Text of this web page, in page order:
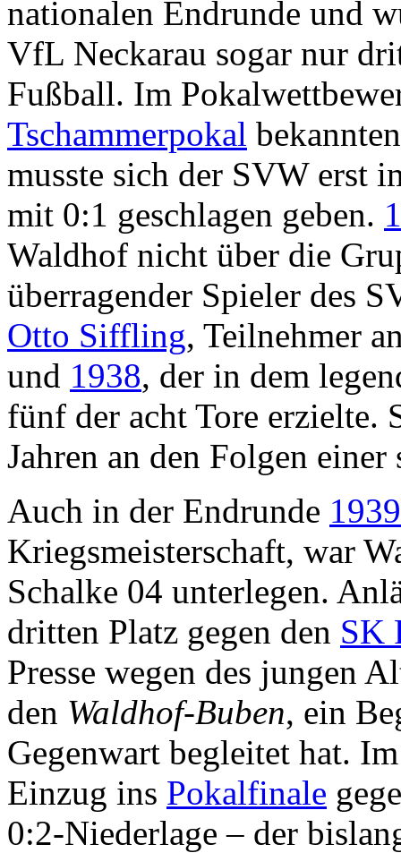
nationalen Endrunde und
VfL Neckarau sogar nur
Fußball. Im
Tschammerpokal
musste sich der SVW erst
mit 0:1 geschlagen geben.
Waldhof nicht über die
überragender Spieler des
Otto Siffling, Teilnehmer
und 1938, der in dem
fünf der acht Tore
Jahren an den Folgen
Auch in der Endrunde
Kriegsmeisterschaft, war
Schalke 04 unterlegen.
dritten Platz gegen den SK
Presse wegen des jungen
den Waldhof-Buben, ein
Gegenwart begleitet hat.
Einzug ins Pokalfinale
0:2-Niederlage – der